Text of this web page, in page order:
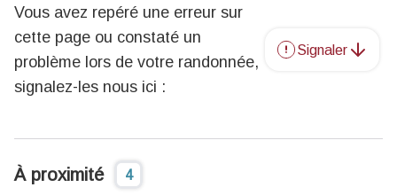
Vous avez repéré une erreur sur
cette page ou constaté un
problème lors de votre randonnée,
signalez-les nous ici :
Signaler
À proximité 4